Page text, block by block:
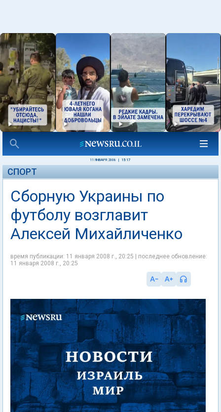
11 ЯНВАРЯ 2008 15:17
СПОРТ
Сборную Украины по
футболу возглавит
Алексей Михайличенко
время публикации: 11 января 2008 г., 20:25 | последнее обновление:
11 января 2008 г., 20:25